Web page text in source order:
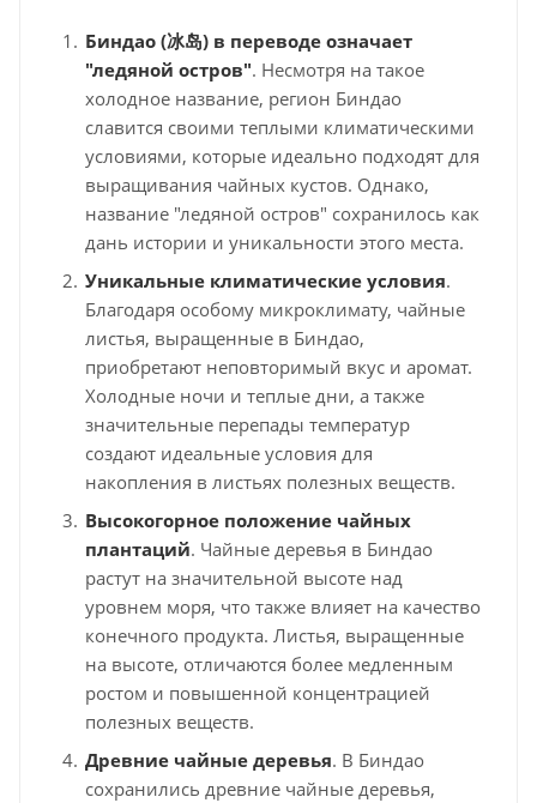
Биндао (冰岛) в переводе означает
"ледяной остров". Несмотря на такое
холодное название, регион Биндао
славится своими теплыми климатическими
условиями, которые идеально подходят для
выращивания чайных кустов. Однако,
название "ледяной остров" сохранилось как
дань истории и уникальности этого места.
Уникальные климатические условия.
Благодаря особому микроклимату, чайные
листья, выращенные в Биндао,
приобретают неповторимый вкус и аромат.
Холодные ночи и теплые дни, а также
значительные перепады температур
создают идеальные условия для
накопления в листьях полезных веществ.
Высокогорное положение чайных
плантаций. Чайные деревья в Биндао
растут на значительной высоте над
уровнем моря, что также влияет на качество
конечного продукта. Листья, выращенные
на высоте, отличаются более медленным
ростом и повышенной концентрацией
полезных веществ.
Древние чайные деревья. В Биндао
сохранились древние чайные деревья,